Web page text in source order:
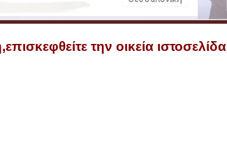
την οικεία ιστοσελίδα